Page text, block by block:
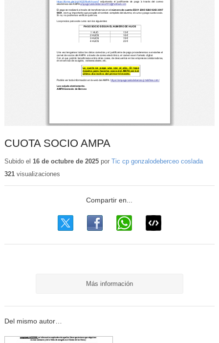
CUOTA SOCIO AMPA
Subido el 16 de octubre de 2025por Tic cp gonzalodeberceo coslada
321visualizaciones
Más información
Del mismo autor…